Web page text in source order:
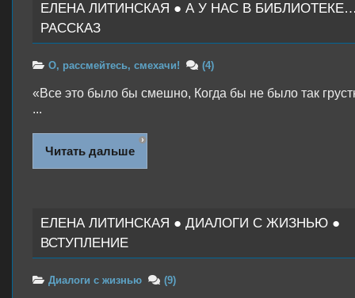
ЕЛЕНА ЛИТИНСКАЯ ● А У НАС В
РАССКАЗ
О, рассмейтесь, смехачи! (4)
«Все это было бы смешно, Когда бы не было так
...
Читать дальше
ЕЛЕНА ЛИТИНСКАЯ ● ДИАЛОГИ С ЖИЗНЬЮ ●
ВСТУПЛЕНИЕ
Диалоги с жизнью (9)